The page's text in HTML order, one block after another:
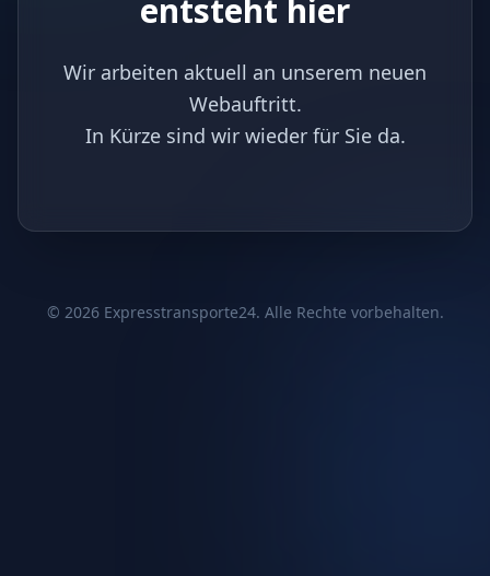
entsteht hier
Wir arbeiten aktuell an unserem neuen
Webauftritt.
In Kürze sind wir wieder für Sie da.
© 2026Expresstransporte24. Alle Rechte vorbehalten.